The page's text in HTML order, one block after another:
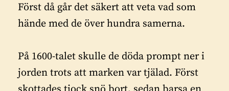
Först då går det säkert att veta vad som
hände med de över hundra samerna.
På 1600-talet skulle de döda prompt ner i
jorden trots att marken var tjälad. Först